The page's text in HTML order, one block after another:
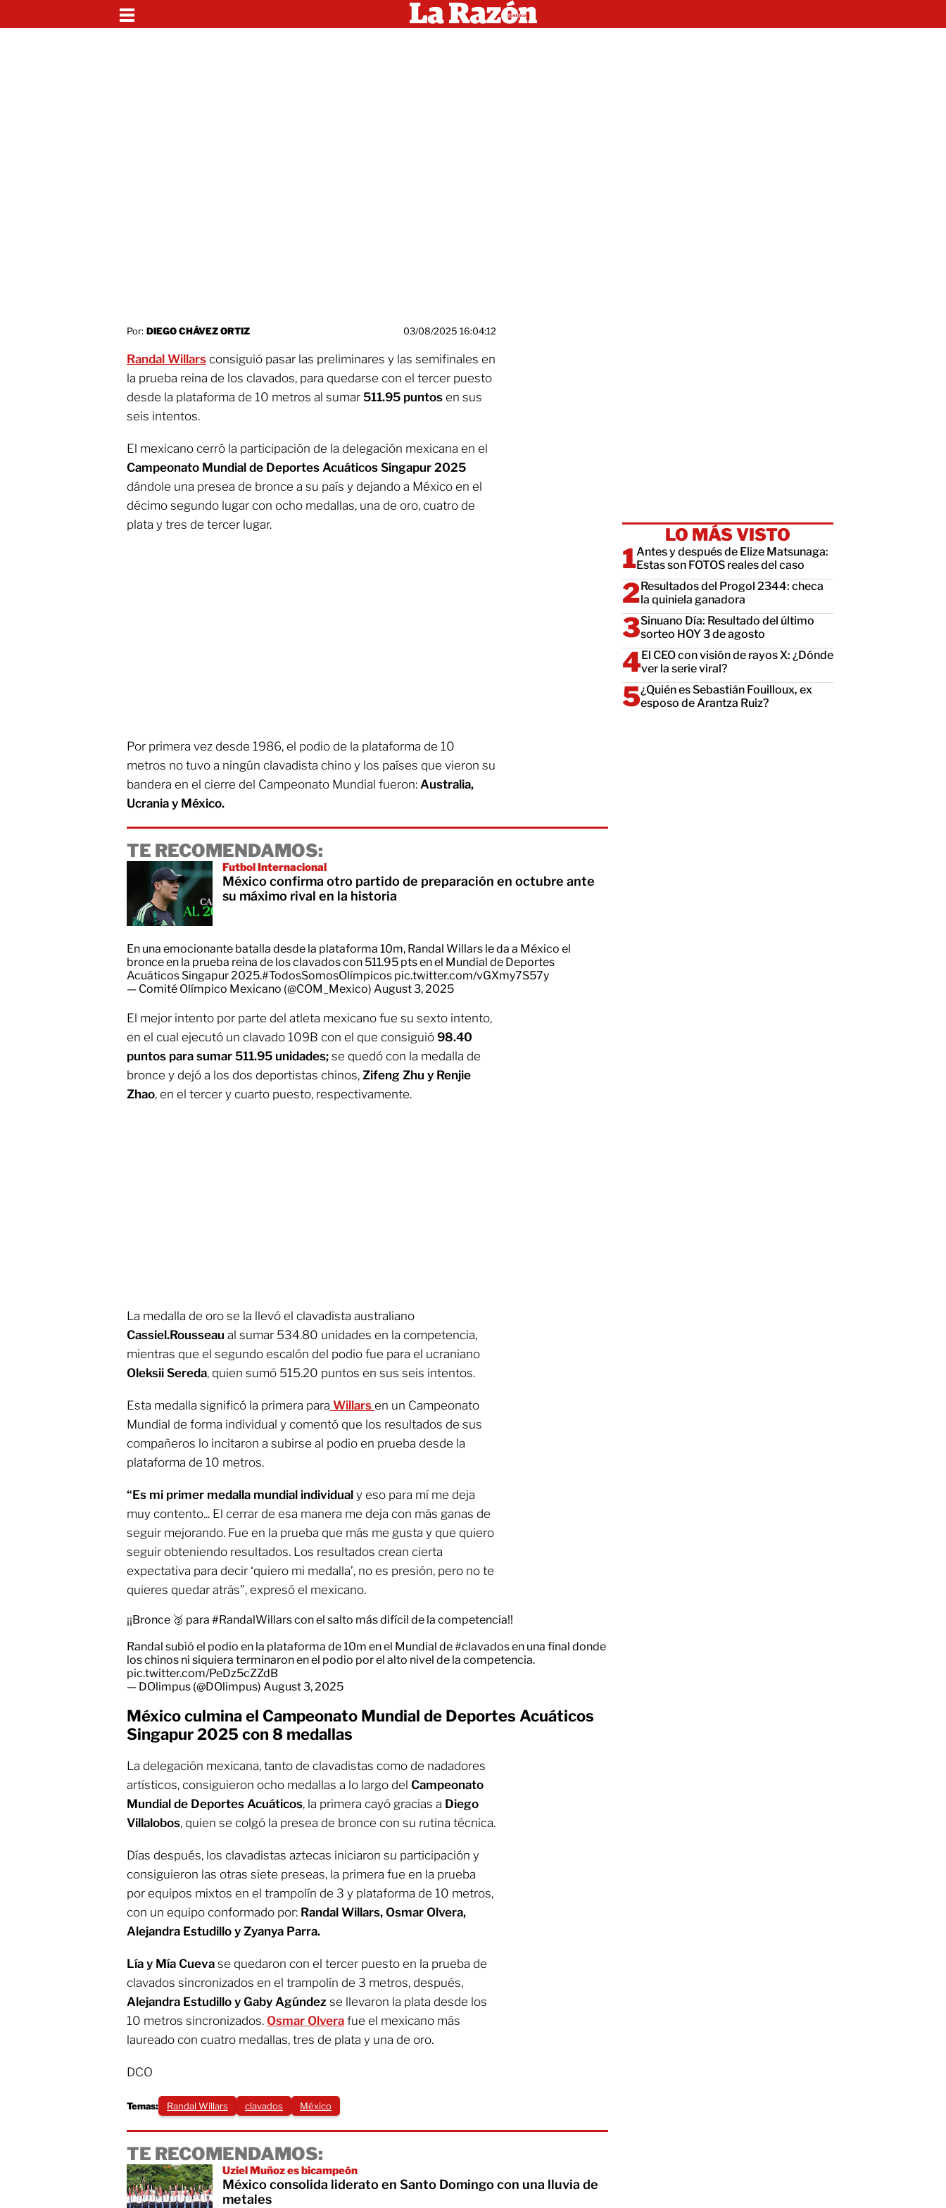
Por: DIEGO CHÁVEZ ORTIZ 03/08/2025 16:04:12
Randal Willars consiguió pasar las preliminares y las semifinales en
la prueba reina de los clavados, para quedarse con el tercer puesto
desde la plataforma de 10 metros al sumar 511.95 puntos en sus
seis intentos.
El mexicano cerró la participación de la delegación mexicana en el
Campeonato Mundial de Deportes Acuáticos Singapur 2025
dándole una presea de bronce a su país y dejando a México en el
décimo segundo lugar con ocho medallas, una de oro, cuatro de
plata y tres de tercer lugar.
Por primera vez desde 1986, el podio de la plataforma de 10
metros no tuvo a ningún clavadista chino y los países que vieron su
bandera en el cierre del Campeonato Mundial fueron: Australia,
Ucrania y México.
TE RECOMENDAMOS:
Futbol Internacional
México confirma otro partido de preparación en octubre ante
su máximo rival en la historia
En una emocionante batalla desde la plataforma 10m, Randal Willars le da a México el
bronce en la prueba reina de los clavados con 511.95 pts en el Mundial de Deportes
Acuáticos Singapur 2025.#TodosSomosOlímpicos pic.twitter.com/vGXmy7S57y
— Comité Olímpico Mexicano (@COM_Mexico) August 3, 2025
El mejor intento por parte del atleta mexicano fue su sexto intento,
en el cual ejecutó un clavado 109B con el que consiguió 98.40
puntos para sumar 511.95 unidades; se quedó con la medalla de
bronce y dejó a los dos deportistas chinos, Zifeng Zhu y Renjie
Zhao, en el tercer y cuarto puesto, respectivamente.
La medalla de oro se la llevó el clavadista australiano
Cassiel.Rousseau al sumar 534.80 unidades en la competencia,
mientras que el segundo escalón del podio fue para el ucraniano
Oleksii Sereda, quien sumó 515.20 puntos en sus seis intentos.
Esta medalla significó la primera para Willars en un Campeonato
Mundial de forma individual y comentó que los resultados de sus
compañeros lo incitaron a subirse al podio en prueba desde la
plataforma de 10 metros.
“Es mi primer medalla mundial individual y eso para mí me deja
muy contento... El cerrar de esa manera me deja con más ganas de
seguir mejorando. Fue en la prueba que más me gusta y que quiero
seguir obteniendo resultados. Los resultados crean cierta
expectativa para decir ‘quiero mi medalla’, no es presión, pero no te
quieres quedar atrás”, expresó el mexicano.
¡¡Bronce 🥉 para #RandalWillarscon el salto más difícil de la competencia!!
Randal subió el podio en la plataforma de 10m en el Mundial de#clavadosen una final donde
los chinos ni siquiera terminaron en el podio por el alto nivel de la competencia.
pic.twitter.com/PeDz5cZZdB
— DOlimpus (@DOlimpus) August 3, 2025
México culmina el Campeonato Mundial de Deportes Acuáticos
Singapur 2025 con 8 medallas
La delegación mexicana, tanto de clavadistas como de nadadores
artísticos, consiguieron ocho medallas a lo largo del Campeonato
Mundial de Deportes Acuáticos, la primera cayó gracias a Diego
Villalobos, quien se colgó la presea de bronce con su rutina técnica.
Días después, los clavadistas aztecas iniciaron su participación y
consiguieron las otras siete preseas, la primera fue en la prueba
por equipos mixtos en el trampolín de 3 y plataforma de 10 metros,
con un equipo conformado por: Randal Willars, Osmar Olvera,
Alejandra Estudillo y Zyanya Parra.
Lía y Mía Cueva se quedaron con el tercer puesto en la prueba de
clavados sincronizados en el trampolín de 3 metros, después,
Alejandra Estudillo y Gaby Agúndez se llevaron la plata desde los
10 metros sincronizados. Osmar Olvera fue el mexicano más
laureado con cuatro medallas, tres de plata y una de oro.
DCO
Temas: Randal Willars clavados México
TE RECOMENDAMOS:
Uziel Muñoz es bicampeón
México consolida liderato en Santo Domingo con una lluvia de
metales
LO MÁS VISTO
Antes y después de Elize Matsunaga:
Estas son FOTOS reales del caso
Resultados del Progol 2344: checa
la quiniela ganadora
Sinuano Día: Resultado del último
sorteo HOY 3 de agosto
El CEO con visión de rayos X: ¿Dónde
ver la serie viral?
¿Quién es Sebastián Fouilloux, ex
esposo de Arantza Ruiz?